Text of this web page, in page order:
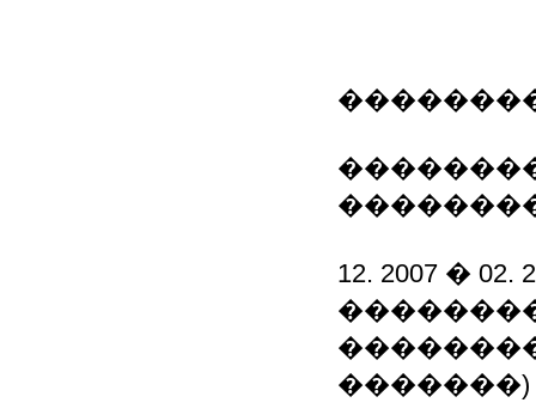
��������
12. 2007 � 02.
�������)